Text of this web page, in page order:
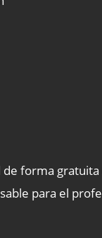
de forma gratuita
para el